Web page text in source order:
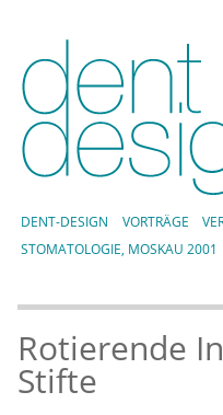
DENT-DESIGN VORTRÄGE
STOMATOLOGIE, MOSKAU 2001
Rotierende
Stifte